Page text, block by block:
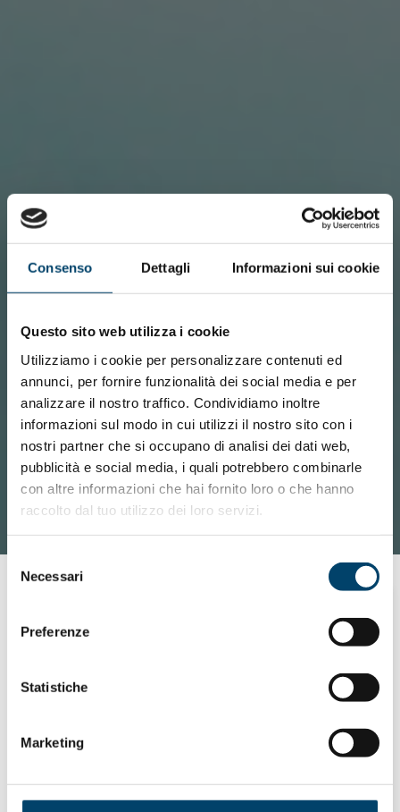
Consenso Dettagli Informazioni sui cookie
Questo sito web utilizza i cookie
Utilizziamo i cookie per personalizzare contenuti ed
annunci, per fornire funzionalità dei social media e per
analizzare il nostro traffico. Condividiamo inoltre
informazioni sul modo in cui utilizzi il nostro sito con i
nostri partner che si occupano di analisi dei dati web,
pubblicità e social media, i quali potrebbero combinarle
con altre informazioni che hai fornito loro o che hanno
raccolto dal tuo utilizzo dei loro servizi.
Selezione
delNecessari
Preferenze
Statistiche
Marketing
TORINO | 16 MARZO |
PRESENTAZIONE DEL MANIFESTO
«USCIRE DALL’OMBRA DELLA
DEPRESSIONE»